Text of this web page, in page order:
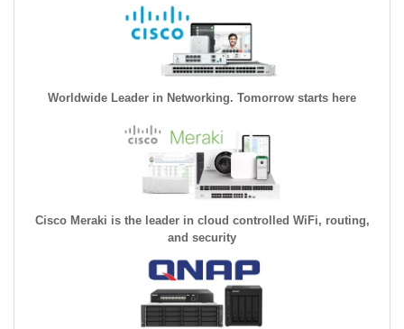
Worldwide Leader in Networking. Tomorrow starts here
Cisco Meraki is the leader in cloud controlled WiFi, routing,
and security